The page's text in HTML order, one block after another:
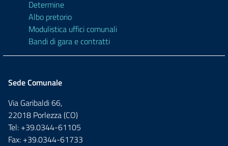
Determine
Albo pretorio
Modulistica uffici comunali
Bandi di gara e contratti
Sede Comunale
Via Garibaldi 66,
22018 Porlezza (CO)
Tel: +39.0344-61105
Fax: +39.0344-61733